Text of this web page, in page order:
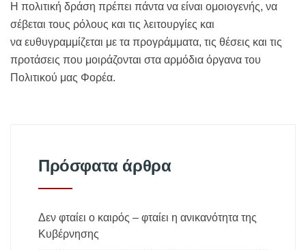
Η πολιτική δράση πρέπει πάντα να είναι ομοιογενής, να
σέβεται τους ρόλους και τις λειτουργίες και
να ευθυγραμμίζεται με τα προγράμματα, τις θέσεις και τις
προτάσεις που μοιράζονται στα αρμόδια όργανα του
Πολιτικού μας Φορέα.
Πρόσφατα άρθρα
Δεν φταίει ο καιρός – φταίει η ανικανότητα της
Κυβέρνησης